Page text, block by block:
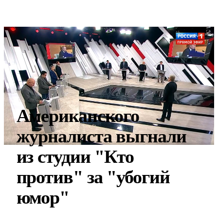
Американского
журналиста выгнали
из студии "Кто
против" за "убогий
юмор"